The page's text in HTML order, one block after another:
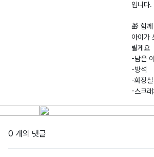
입니다.
🎁 함
아이가
릴게요
-남은
-방석
-화장실
-스크래
0 개의 댓글